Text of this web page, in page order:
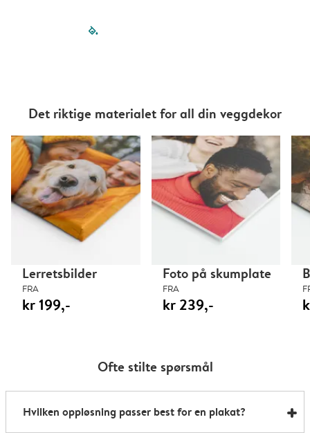
filled-pagination
Det riktige materialet for all din veggdekor
Lerretsbilder
FRA
kr 199,-
Foto på skumplate
FRA
kr 239,-
Ofte stilte spørsmål
Hvilken oppløsning passer best for en plakat?